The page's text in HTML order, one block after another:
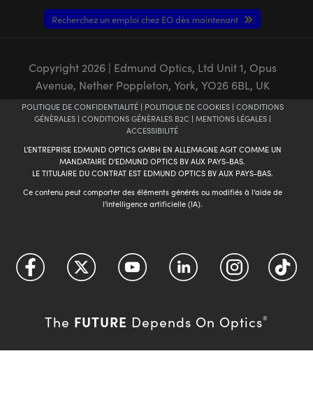
Recherchez un emploi chez EO dès maintenant
Copyright 2026| Edmund Optics, Ltd Unit 1, Opus
Avenue, Nether Poppleton, York, YO26 6BL, UK
POLITIQUE DE CONFIDENTIALITÉ| POLITIQUE DE COOKIES| CONDITIONS
GÉNÈRALES| CONDITIONS GÉNÈRALES B2C | MENTIONS LÉGALES|
ACCESSIBILITÉ
L'ENTREPRISE EDMUND OPTICS GMBH EN ALLEMAGNE AGIT COMME UN
MANDATAIRE D'EDMUND OPTICS BV AUX PAYS-BAS.
LE TITULAIRE DU CONTRAT EST EDMUND OPTICS BV AUX PAYS-BAS.
Ce contenu peut comporter des éléments générés ou modifiés à l'aide de
l'intelligence artificielle (IA).
The FUTURE Depends On Optics®